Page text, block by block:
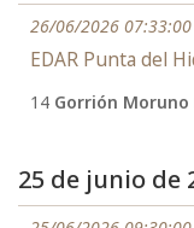
26/06/2026 07:33:00
EDAR Punta del
14 Gorrión Moruno
25 de junio de